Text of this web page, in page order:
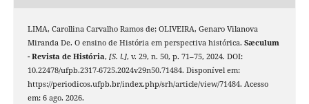
LIMA, Carollina Carvalho Ramos de; OLIVEIRA, Genaro Vilanova
Miranda De. O ensino de História em perspectiva histórica. Sæculum
- Revista de História, [S. l.], v. 29, n. 50, p. 71–75, 2024. DOI:
10.22478/ufpb.2317-6725.2024v29n50.71484. Disponível em:
https://periodicos.ufpb.br/index.php/srh/article/view/71484. Acesso
em: 6 ago. 2026.